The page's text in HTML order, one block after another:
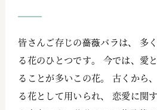
皆さんご存じの薔薇バラは、 多
る花のひとつです。 今では、愛
ることが多いこの花。 古くから
る花として用いられ、 恋愛に関